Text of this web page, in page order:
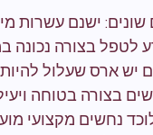
שונים: ישנם עשרות
לטפל בצורה נכונה
ארס שעלול
בצורה בטוחה
נחשים מקצועי